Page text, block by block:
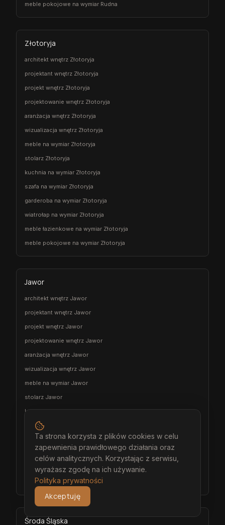
meble pokojowe na wymiar Rudna
Złotoryja
architekt wnętrz Złotoryja
projektant wnętrz Złotoryja
projekt wnętrz Złotoryja
projektowanie wnętrz Złotoryja
aranżacja wnętrz Złotoryja
wizualizacja wnętrz Złotoryja
meble na wymiar Złotoryja
stolarz Złotoryja
kuchnia na wymiar Złotoryja
szafa na wymiar Złotoryja
garderoba na wymiar Złotoryja
wiatrołap na wymiar Złotoryja
meble łazienkowe na wymiar Złotoryja
meble pokojowe na wymiar Złotoryja
Jawor
architekt wnętrz Jawor
projektant wnętrz Jawor
projekt wnętrz Jawor
projektowanie wnętrz Jawor
aranżacja wnętrz Jawor
wizualizacja wnętrz Jawor
meble na wymiar Jawor
stolarz Jawor
kuchnia na wymiar Jawor
szafa na wymiar Jawor
garderoba na wymiar Jawor
wiatrołap na wymiar Jawor
meble łazienkowe na wymiar Jawor
meble pokojowe na wymiar Jawor
Środa Śląska
Ta strona korzysta z plików cookies w celu
zapewnienia prawidłowego działania oraz
celów analitycznych. Korzystając z serwisu,
wyrażasz zgodę na ich używanie.
Polityka prywatności
Akceptuję